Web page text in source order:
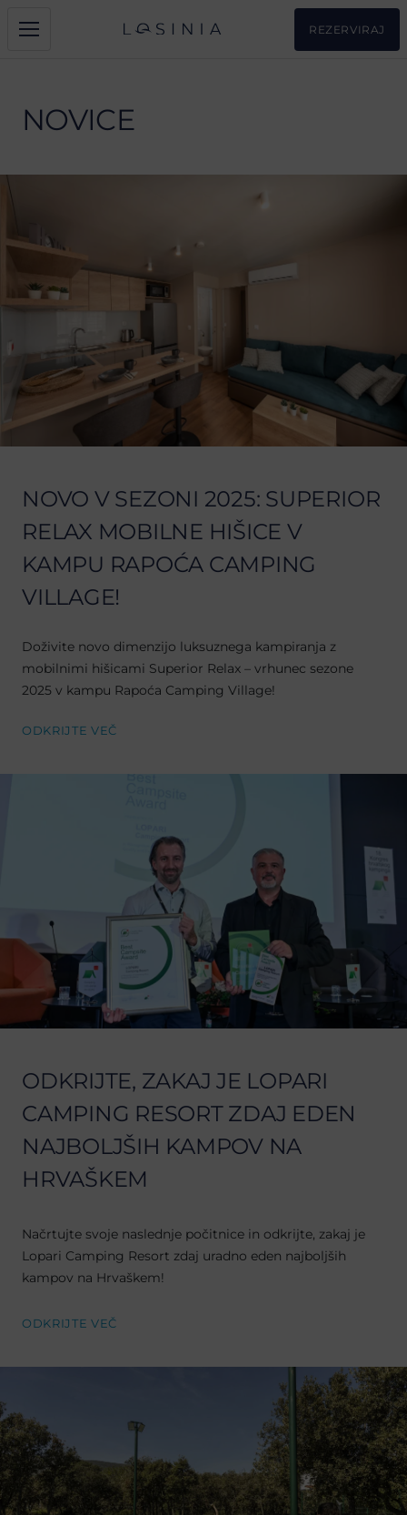
REZERVIRAJ
NOVICE
NOVO V SEZONI 2025: SUPERIOR
RELAX MOBILNE HIŠICE V
KAMPU RAPOĆA CAMPING
VILLAGE!
Doživite novo dimenzijo luksuznega kampiranja z
mobilnimi hišicami Superior Relax – vrhunec sezone
2025 v kampu Rapoća Camping Village!
ODKRIJTE VEČ
ODKRIJTE, ZAKAJ JE LOPARI
CAMPING RESORT ZDAJ EDEN
NAJBOLJŠIH KAMPOV NA
HRVAŠKEM
Načrtujte svoje naslednje počitnice in odkrijte, zakaj je
Lopari Camping Resort zdaj uradno eden najboljših
kampov na Hrvaškem!
ODKRIJTE VEČ